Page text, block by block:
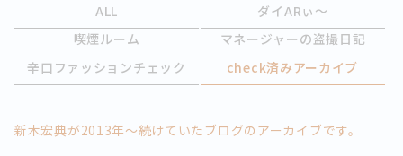
ALL
ダイARぃ〜
喫煙ルーム
マネージャーの盗撮日記
辛口ファッションチェック
check済みアーカイブ
新木宏典が2013年～続けていたブログのアーカイブです。